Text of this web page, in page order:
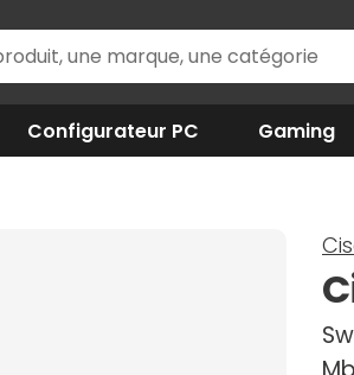
Configurateur PC Gaming